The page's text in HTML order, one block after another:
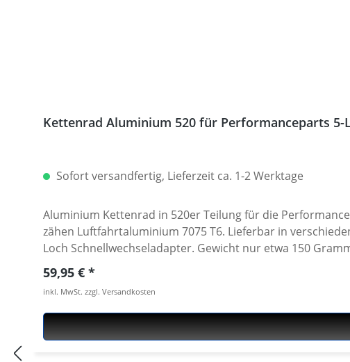
Kettenrad Aluminium 520 für Performanceparts
Sofort versandfertig, Lieferzeit ca. 1-2 Werktage
Aluminium Kettenrad in 520er Teilung für die
zähen Luftfahrtaluminium 7075 T6. Lieferbar in
Loch Schnellwechseladapter. Gewicht nur etwa 150
abweichend von der Seriengröße sowie bei
dauerhafte Haltbarkeit hochwertig eloxiert Teilung: 520
Zubehör.
Regulärer Preis:
59,95 €
inkl. MwSt. zzgl. Versandkosten